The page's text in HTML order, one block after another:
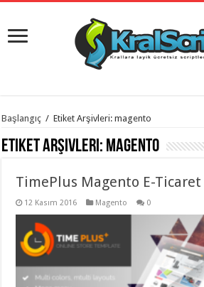
istanbul
evden
eve
organizasyon,
evden
taşımacılık,
evden
taşımacılık,
gaziantep
evden
Başlangıç / Etiket Arşivleri: magento
Etiket Arşivleri: magento
TimePlus Magento E-Ticaret
12 Kasım 2016 Magento 0